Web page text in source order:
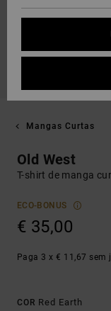
Mangas Curtas
Old West
T-shirt de manga
ECO-BONUS
€ 35,00
Paga 3 x € 11,67 sem
COR Red Earth